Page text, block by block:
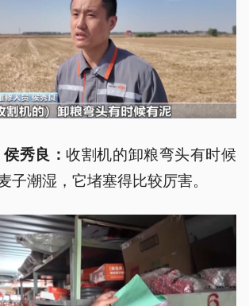
秀良：收割机的卸粮弯头有时候
子潮湿，它堵塞得比较厉害。